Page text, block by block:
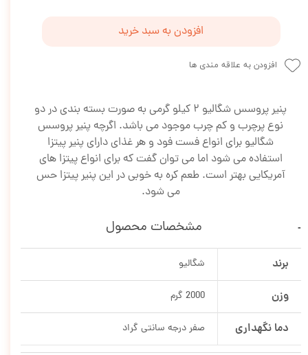
افزودن به سبد خرید
افزودن به علاقه مندی ها
پنیر پروسس شگالیو 2 کیلو گرمی به صورت بسته بندی در دو
نوع پرچرب و کم چرب موجود می باشد. اگرچه پنیر پروسس
شگالیو برای انواع فست فود و هر غذای دارای پنیر پیتزا
استفاده می شود اما می توان گفت که برای انواع پیتزا های
آمریکایی بهتر است. طعم کره به خوبی در این پنیر پیتزا حس
می شود.
مشخصات محصول
برند شگالیو
وزن 2000 گرم
دما نگهداری صفر درجه سانتی گراد